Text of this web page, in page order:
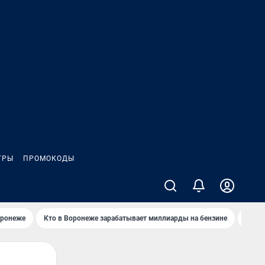
ПРОМОКОДЫ
Кто в Воронеже зарабатывает миллиарды на бензине